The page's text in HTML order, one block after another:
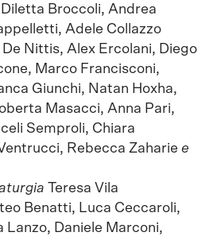
Broccoli, Andrea
Adele Collazzo
Nittis, Alex Ercolani, Diego
Marco Francisconi,
Giunchi, Natan Hoxha,
Masacci, Anna Pari,
Semproli, Chiara
Rebecca Zahariee
Teresa Vila
Benatti, Luca Ceccaroli,
Lanzo, Daniele Marconi,